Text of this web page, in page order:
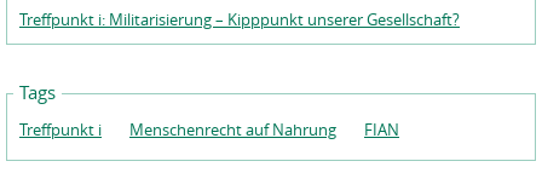
Treffpunkt i: Militarisierung – Kipppunkt unserer Gesellschaft?
Tags
Treffpunkt i Menschenrecht auf Nahrung FIAN